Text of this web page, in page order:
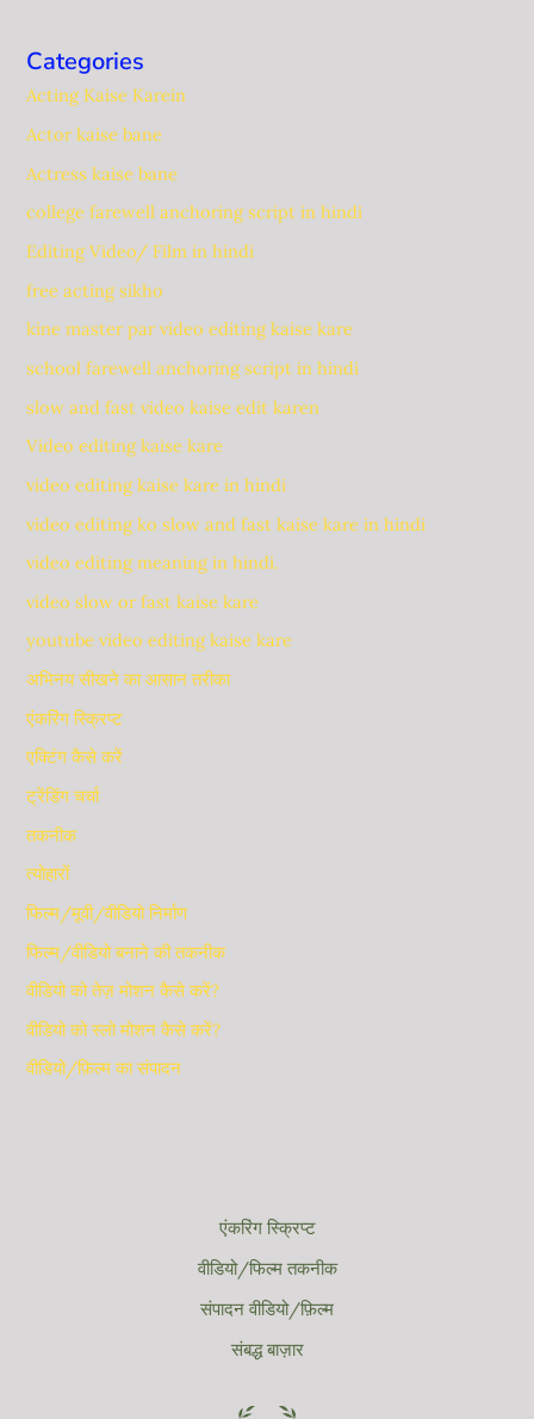
Categories
Acting Kaise Karein
Actor kaise bane
Actress kaise bane
college farewell anchoring script in hindi
Editing Video/ Film in hindi
free acting sikho
kine master par video editing kaise kare
school farewell anchoring script in hindi
slow and fast video kaise edit karen
Video editing kaise kare
video editing kaise kare in hindi
video editing ko slow and fast kaise kare in hindi
video editing meaning in hindi.
video slow or fast kaise kare
youtube video editing kaise kare
अभिनय सीखने का आसान तरीका
एंकरिंग स्क्रिप्ट
एक्टिंग कैसे करें
ट्रेंडिंग चर्चा
तकनीक
त्योहारों
फिल्म/मूवी/वीडियो निर्माण
फिल्म/वीडियो बनाने की तकनीक
वीडियो को तेज़ मोशन कैसे करें?
वीडियो को स्लो मोशन कैसे करें?
वीडियो/फ़िल्म का संपादन
एंकरिंग स्क्रिप्ट
वीडियो/फिल्म तकनीक
संपादन वीडियो/फ़िल्म
संबद्ध बाज़ार